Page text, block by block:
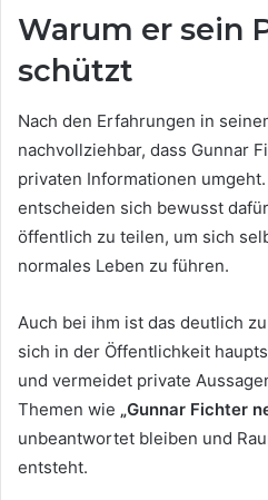
Warum er sein
schützt
Nach den Erfahrungen in
nachvollziehbar, dass Gunnar
privaten Informationen
entscheiden sich bewusst
öffentlich zu teilen, um sich
normales Leben zu führen.
Auch bei ihm ist das deutlich
sich in der Öffentlichkeit
und vermeidet private
Themen wie „Gunnar Fichter
unbeantwortet bleiben und
entsteht.